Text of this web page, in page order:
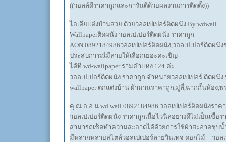
((วอลล์ดีราคาถูกและการันตีด้วยผลงานการติดตั้ง))
ไอเดียแต่งบ้านสวย ด้วยวอลเปเปอร์ติดผนัง By wdwall
Wallpaperติดผนัง วอลเปเปอร์ติดผนัง ราคาถูก
AON 0892184986วอลเปเปอร์ติดผนัง,วอลเปเปอร์ติด
ประสบการณ์มีลายให้เลือกเยอะค่ะเชิญ
ได้ที่ wd-wallpaper รามคำแหง 124 ค่ะ
วอลเปเปอร์ติดผนัง ราคาถูก จำหน่ายวอลเปเปอร์ ติดผนั
wallpaper ตกแต่งบ้าน ผ้าม่านราคาถูก,มู่ลี่,ฉากกั้นห้อง,
คุ ณ อ อ น wd wall 0892184986 วอลเปเปอร์ติดผนังรา
วอลเปเปอร์ติดผนัง ราคาถูกเนื้อไวนิลอย่างดีไม่เป็นเชื้
สามารถเช็ดทำความสะอาดได้ด้วยการใช้ผ้าสะอาดชุบน้
มีหลากหลายสไตล์วอลเปเปอร์ลายวินเทจ ดอกไม้ – วอ